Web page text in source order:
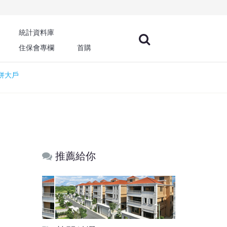
統計資料庫
住保會專欄
首購
大戶
推薦給你